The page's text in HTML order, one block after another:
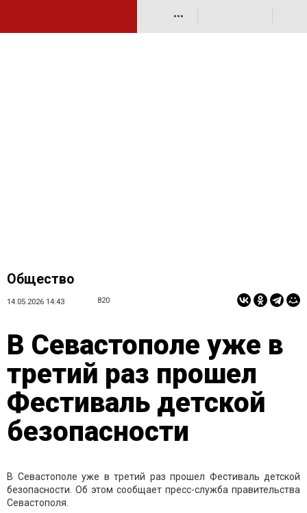
•••
Общество
14.05.2026 14:43 820
В Севастополе уже в
третий раз прошел
Фестиваль детской
безопасности
В Севастополе уже в третий раз прошел Фестиваль детской
безопасности. Об этом сообщает пресс-служба правительства
Севастополя.